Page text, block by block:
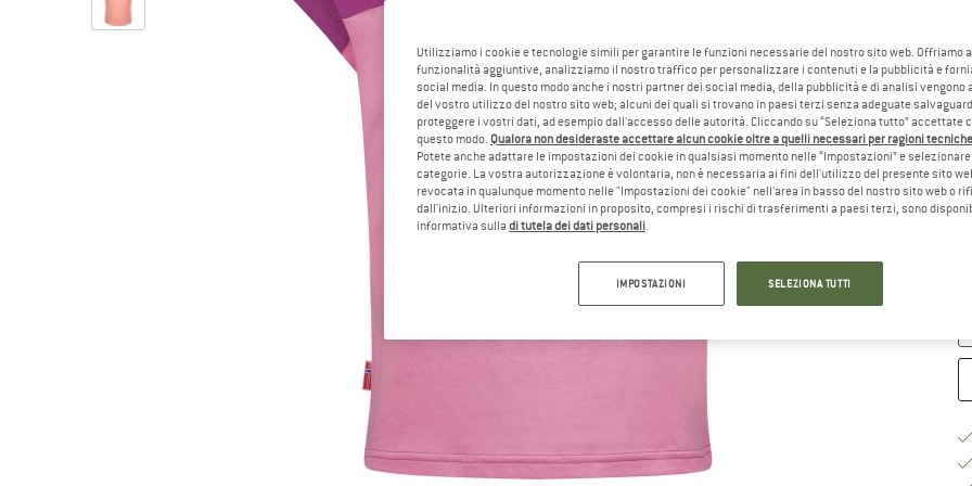
Utilizziamo i cookie e tecnologie simili per garantire le funzioni necessarie del nostro sito web. Offriamo
funzionalità aggiuntive, analizziamo il nostro traffico per personalizzare i contenuti e la pubblicità e
social media. In questo modo anche i nostri partner dei social media, della pubblicità e di analisi vengono
del vostro utilizzo del nostro sito web; alcuni dei quali si trovano in paesi terzi senza adeguate
proteggere i vostri dati, ad esempio dall'accesso delle autorità. Cliccando su “Seleziona tutto” accettate
questo modo. Qualora non desideraste accettare alcun cookie oltre a quelli necessari per ragioni
Potete anche adattare le impostazioni dei cookie in qualsiasi momento nelle “Impostazioni” e
categorie. La vostra autorizzazione è volontaria, non è necessaria ai fini dell'utilizzo del presente sito
revocata in qualunque momento nelle "Impostazioni dei cookie" nell'area in basso del nostro sito web o
dall'inizio. Ulteriori informazioni in proposito, compresi i rischi di trasferimenti a paesi terzi, sono
informativa sulla di tutela dei dati personali.
IMPOSTAZIONI SELEZIONA TUTTI